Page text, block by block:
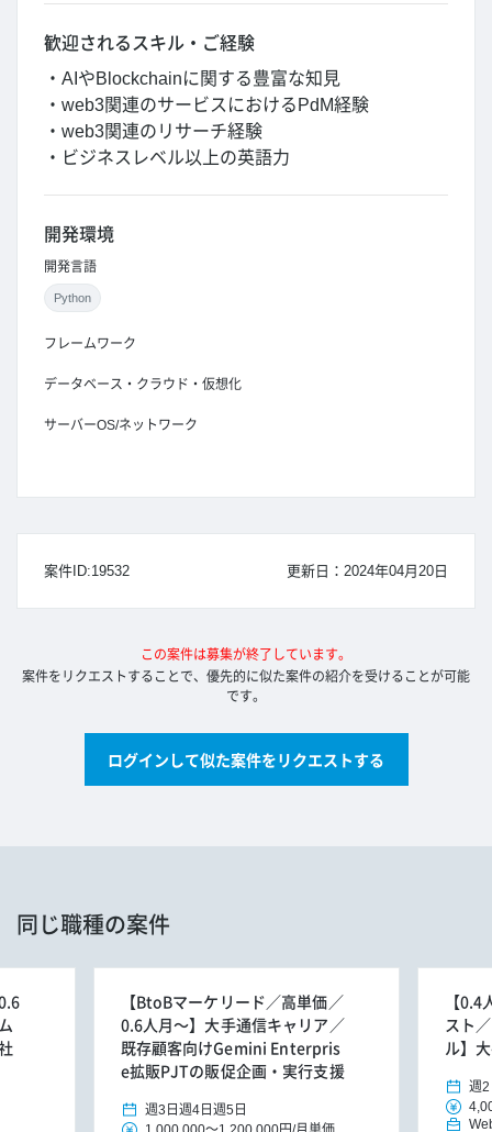
歓迎されるスキル・ご経験
・AIやBlockchainに関する豊富な知見
・web3関連のサービスにおけるPdM経験
・web3関連のリサーチ経験
・ビジネスレベル以上の英語力
開発環境
開発言語
Python
フレームワーク
データベース・クラウド・仮想化
サーバーOS/ネットワーク
更新日：2024年04月20日
案件ID:19532
この案件は募集が終了しています。
案件をリクエストすることで、優先的に似た案件の紹介を受けることが可能
です。
ログインして似た案件をリクエストする
同じ職種の案件
【BtoBマーケリード／高単価／
0.6人月～】大手通信キャリア／
既存顧客向けGemini Enterpris
e拡販PJTの販促企画・実行支援
週3日 週4日 週5日
【
スト
ル】
週2